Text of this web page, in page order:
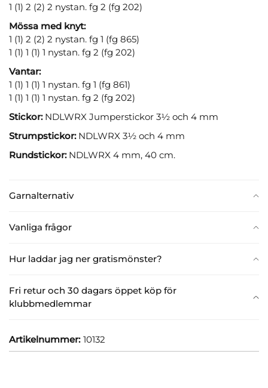
Garnalternativ
Vanliga frågor
Hur laddar jag ner gratismönster?
Fri retur och 30 dagars öppet köp för
klubbmedlemmar
1 (1) 2 (2) 2 nystan. fg 2 (fg 202)
Mössa med knyt:
1 (1) 2 (2) 2 nystan. fg 1 (fg 865)
1 (1) 1 (1) 1 nystan. fg 2 (fg 202)
Vantar:
1 (1) 1 (1) 1 nystan. fg 1 (fg 861)
1 (1) 1 (1) 1 nystan. fg 2 (fg 202)
Stickor:NDLWRX Jumperstickor 3½ och 4 mm
Strumpstickor:NDLWRX 3½ och 4 mm
Rundstickor:NDLWRX 4 mm, 40 cm.
Artikelnummer: 10132